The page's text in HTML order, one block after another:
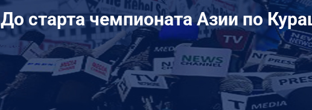
До старта чемпионата Азии по